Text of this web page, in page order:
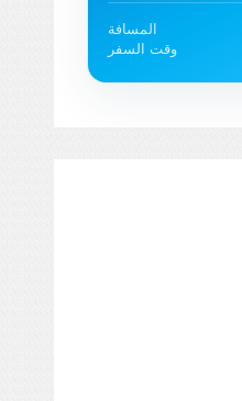
المسافة
وقت السفر